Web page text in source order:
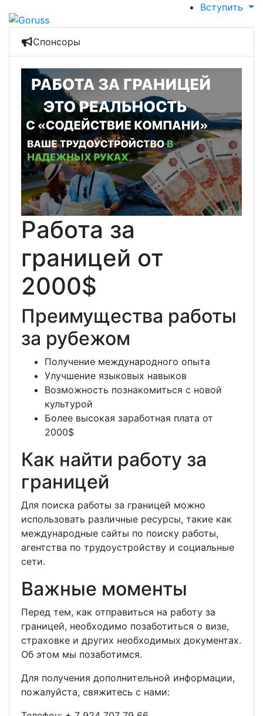
Вступить
Спонсоры
Работа за
границей от
2000$
Преимущества работы
за рубежом
Получение международного опыта
Улучшение языковых навыков
Возможность познакомиться с новой
культурой
Более высокая заработная плата от
2000$
Как найти работу за
границей
Для поиска работы за границей можно
использовать различные ресурсы, такие как
международные сайты по поиску работы,
агентства по трудоустройству и социальные
сети.
Важные моменты
Перед тем, как отправиться на работу за
границей, необходимо позаботиться о визе,
страховке и других необходимых документах.
Об этом мы позаботимся.
Для получения дополнительной информации,
пожалуйста, свяжитесь с нами: